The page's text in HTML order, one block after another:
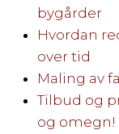
bygårder
Hvordan
over tid
Maling av
Tilbud og
og omegn!